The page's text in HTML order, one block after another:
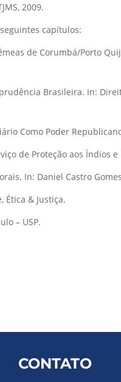
2009.
capítulos:
de Corumbá/Porto
Brasileira. In:
Como Poder
de Proteção aos Índios
In: Daniel Castro
& Justiça.
– USP.
CONTATO